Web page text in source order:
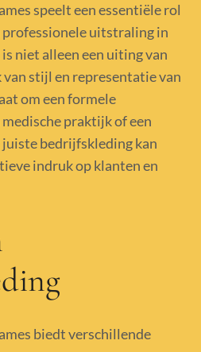
speelt een essentiële rol
professionele uitstraling in
niet alleen een uiting van
stijl en representatie van
om een formele
praktijk of een
juiste bedrijfskleding kan
indruk op klanten en
biedt verschillende